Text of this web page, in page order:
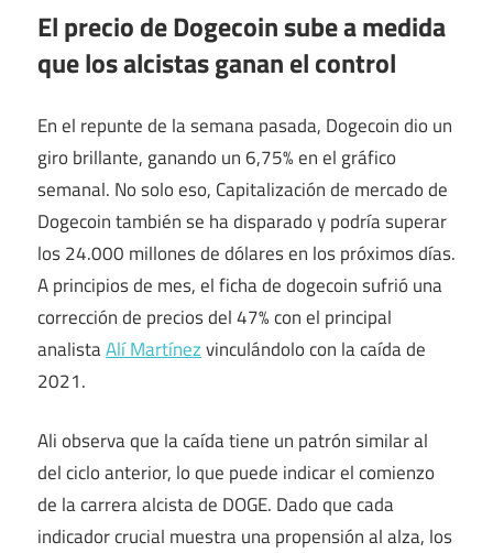
El precio de Dogecoin sube a medida
que los alcistas ganan el control
En el repunte de la semana pasada, Dogecoin dio un
giro brillante, ganando un 6,75% en el gráfico
semanal. No solo eso, Capitalización de mercado de
Dogecointambién se ha disparado y podría superar
los 24.000 millones de dólares en los próximos días.
A principios de mes, elficha de dogecoinsufrió una
corrección de precios del 47% con el principal
analistaAlí Martínezvinculándolo con la caída de
2021.
Ali observa que la caída tiene un patrón similar al
del ciclo anterior, lo que puede indicar el comienzo
de la carrera alcista de DOGE. Dado que cada
indicador crucial muestra una propensión al alza, los